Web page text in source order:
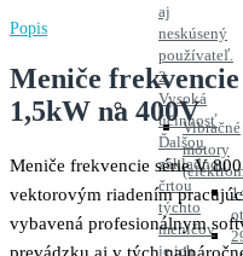
Vibračné
motory
aj
neskúsený
používateľ.
2.
Vysoká
účinnosť
Ďalšou
základnou
črtou
týchto
meničov
je ich
Popis
Meniče
1,5kW na 400V
Meniče frekvencie série V
vektorovým riadením
vybavená profesionálnym